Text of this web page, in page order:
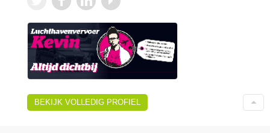
BEKIJK VOLLEDIG PROFIEL